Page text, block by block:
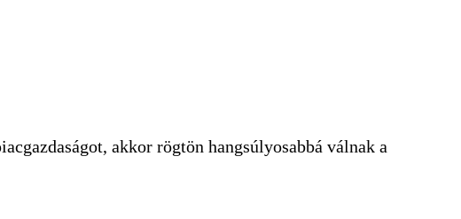
akkor rögtön hangsúlyosabbá válnak a